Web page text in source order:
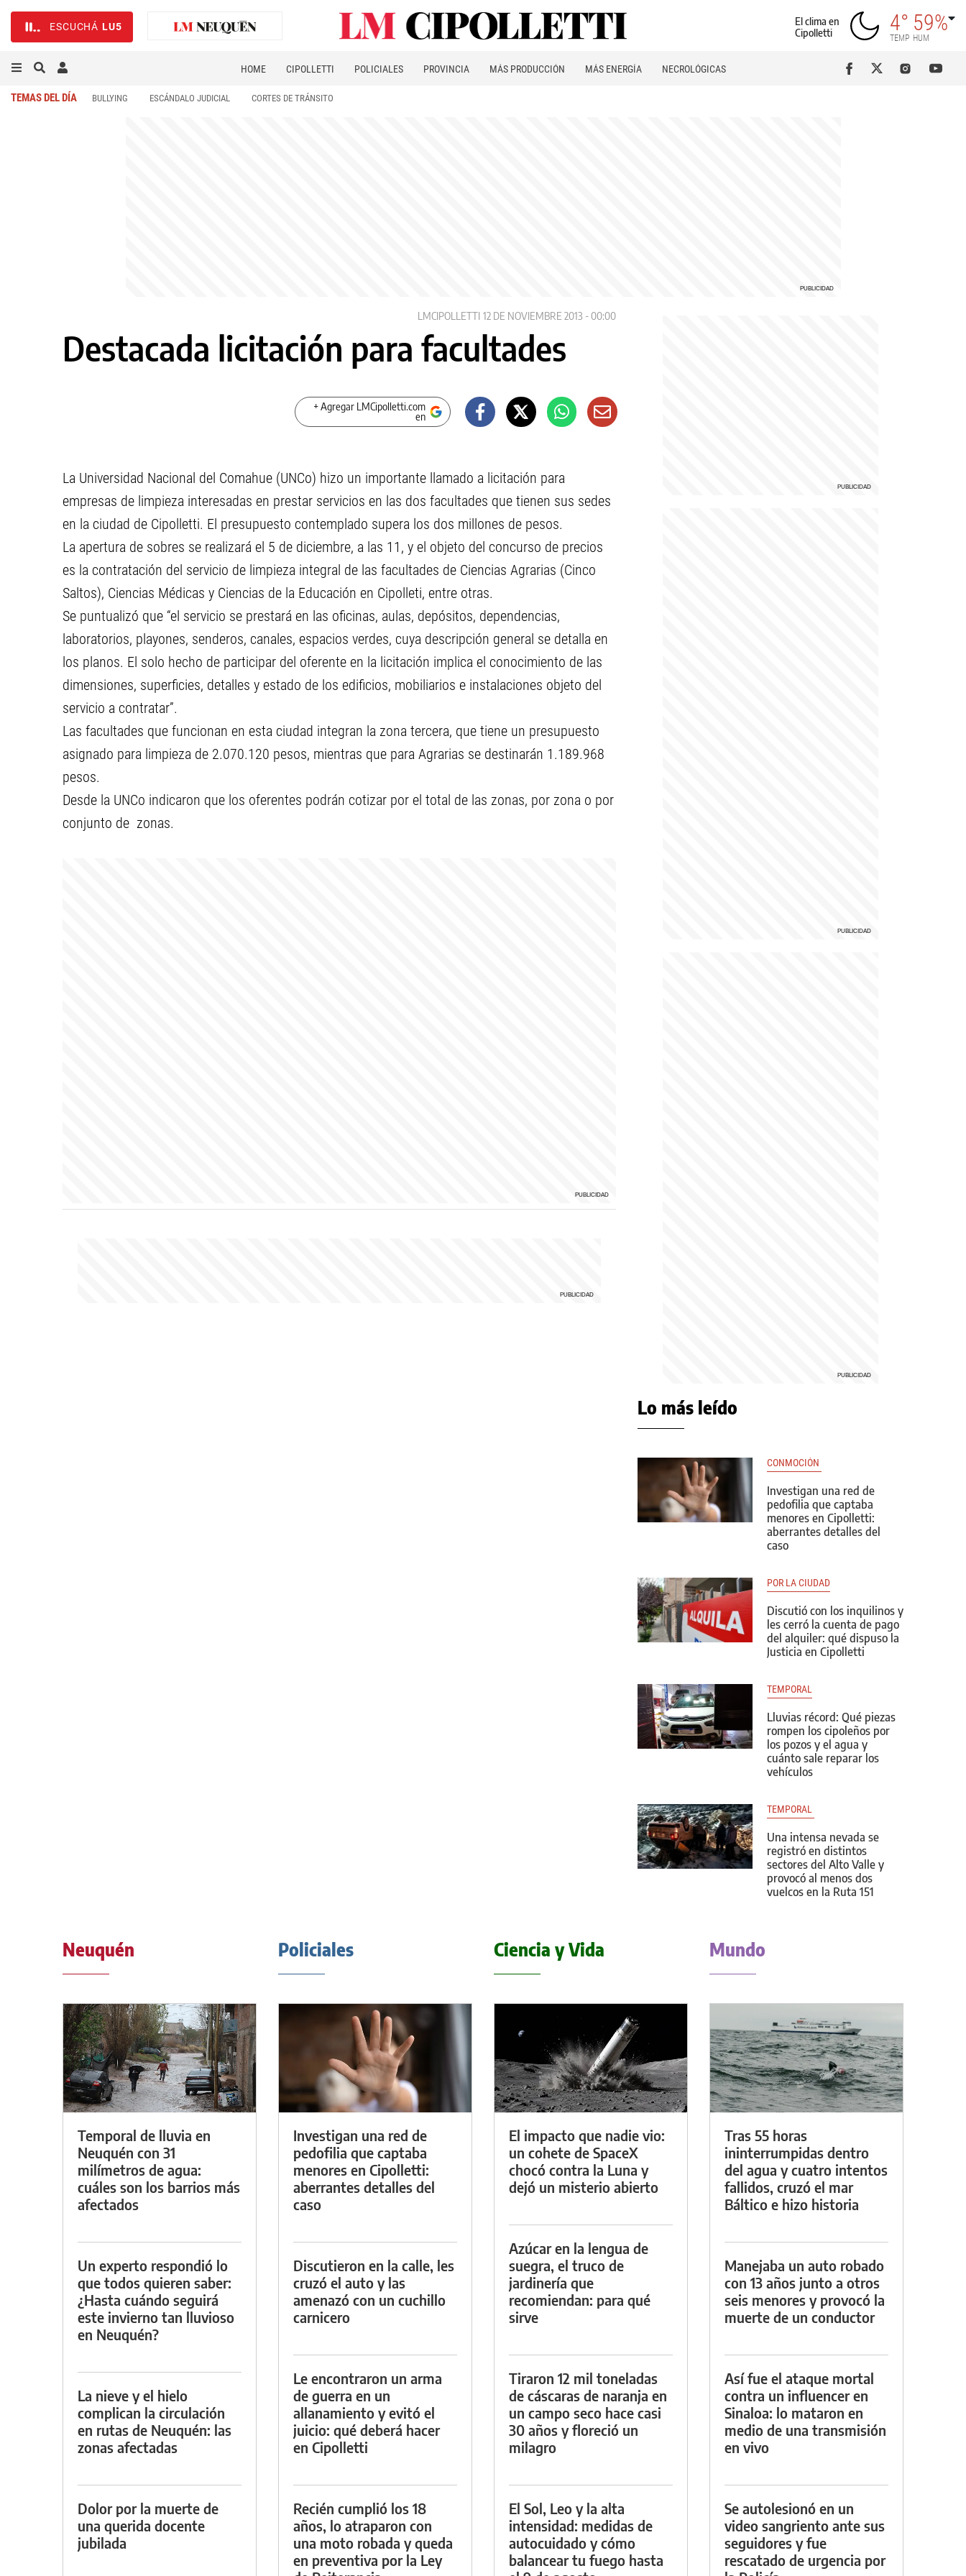
ESCUCHÁ LU5
El clima en
Cipolletti
4°
TEMP
59%
HUM
HOME CIPOLLETTI POLICIALES PROVINCIA MÁS PRODUCCIÓN MÁS ENERGÍA NECROLÓGICAS
TEMAS DEL DÍA BULLYING ESCÁNDALO JUDICIAL CORTES DE TRÁNSITO
LMCIPOLLETTI 12 DE NOVIEMBRE 2013 - 00:00
Destacada licitación para facultades
+ Agregar LMCipolletti.com
en
La Universidad Nacional del Comahue (UNCo) hizo un importante llamado a licitación para
empresas de limpieza interesadas en prestar servicios en las dos facultades que tienen sus sedes
en la ciudad de Cipolletti. El presupuesto contemplado supera los dos millones de pesos.
La apertura de sobres se realizará el 5 de diciembre, a las 11, y el objeto del concurso de precios
es la contratación del servicio de limpieza integral de las facultades de Ciencias Agrarias (Cinco
Saltos), Ciencias Médicas y Ciencias de la Educación en Cipolleti, entre otras.
Se puntualizó que “el servicio se prestará en las oficinas, aulas, depósitos, dependencias,
laboratorios, playones, senderos, canales, espacios verdes, cuya descripción general se detalla en
los planos. El solo hecho de participar del oferente en la licitación implica el conocimiento de las
dimensiones, superficies, detalles y estado de los edificios, mobiliarios e instalaciones objeto del
servicio a contratar”.
Las facultades que funcionan en esta ciudad integran la zona tercera, que tiene un presupuesto
asignado para limpieza de 2.070.120 pesos, mientras que para Agrarias se destinarán 1.189.968
pesos.
Desde la UNCo indicaron que los oferentes podrán cotizar por el total de las zonas, por zona o por
conjunto de zonas.
Lo más leído
CONMOCIÓN
Investigan una red de
pedofilia que captaba
menores en Cipolletti:
aberrantes detalles del
caso
POR LA CIUDAD
Discutió con los inquilinos y
les cerró la cuenta de pago
del alquiler: qué dispuso la
Justicia en Cipolletti
TEMPORAL
Lluvias récord: Qué piezas
rompen los cipoleños por
los pozos y el agua y
cuánto sale reparar los
vehículos
TEMPORAL
Una intensa nevada se
registró en distintos
sectores del Alto Valle y
provocó al menos dos
vuelcos en la Ruta 151
Neuquén
Temporal de lluvia en
Neuquén con 31
milímetros de agua:
cuáles son los barrios más
afectados
Un experto respondió lo
que todos quieren saber:
¿Hasta cuándo seguirá
este invierno tan lluvioso
en Neuquén?
La nieve y el hielo
complican la circulación
en rutas de Neuquén: las
zonas afectadas
Dolor por la muerte de
una querida docente
jubilada
Policiales
Investigan una red de
pedofilia que captaba
menores en Cipolletti:
aberrantes detalles del
caso
Discutieron en la calle, les
cruzó el auto y las
amenazó con un cuchillo
carnicero
Le encontraron un arma
de guerra en un
allanamiento y evitó el
juicio: qué deberá hacer
en Cipolletti
Recién cumplió los 18
años, lo atraparon con
una moto robada y queda
en preventiva por la Ley
Ciencia y Vida
El impacto que nadie vio:
un cohete de SpaceX
chocó contra la Luna y
dejó un misterio abierto
Azúcar en la lengua de
suegra, el truco de
jardinería que
recomiendan: para qué
sirve
Tiraron 12 mil toneladas
de cáscaras de naranja en
un campo seco hace casi
30 años y floreció un
milagro
El Sol, Leo y la alta
intensidad: medidas de
autocuidado y cómo
balancear tu fuego hasta
Mundo
Tras 55 horas
ininterrumpidas dentro
del agua y cuatro intentos
fallidos, cruzó el mar
Báltico e hizo historia
Manejaba un auto robado
con 13 años junto a otros
seis menores y provocó la
muerte de un conductor
Así fue el ataque mortal
contra un influencer en
Sinaloa: lo mataron en
medio de una transmisión
en vivo
Se autolesionó en un
video sangriento ante sus
seguidores y fue
rescatado de urgencia por